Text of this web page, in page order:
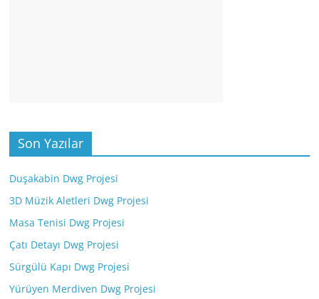
Son Yazılar
Duşakabin Dwg Projesi
3D Müzik Aletleri Dwg Projesi
Masa Tenisi Dwg Projesi
Çatı Detayı Dwg Projesi
Sürgülü Kapı Dwg Projesi
Yürüyen Merdiven Dwg Projesi